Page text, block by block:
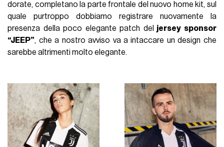
dorate, completano la parte frontale del nuovo home kit, sul
quale purtroppo dobbiamo registrare nuovamente la
presenza della poco elegante patch del
jersey sponsor
“JEEP”, che a nostro avviso va a intaccare un design che
sarebbe altrimenti molto elegante.